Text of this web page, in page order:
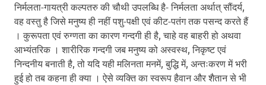
निर्मलता-गायत्री कल्पतरु की चौथी उपलब्धि है- निर्मलता अर्थात् सौंदर्य,
वह वस्तु है जिसे मनुष्य ही नहीं पशु-पक्षी एवं कीट-पतंग तक पसन्द करते हैं
। कुरूपता एवं रुग्णता का कारण गन्दगी ही है, चाहे वह बाहरी हो अथवा
आभ्यंतरिक । शारीरिक गन्दगी जब मनुष्य को अस्वस्थ, निकृष्ट एवं
निन्दनीय बनाती है, तो यदि यही मलिनता मनमें, बुद्धि में, अन्तःकरण में भरी
हुई हो तब कहना ही क्या । ऐसे व्यक्ति का स्वरूप हैवान और शैतान से भी